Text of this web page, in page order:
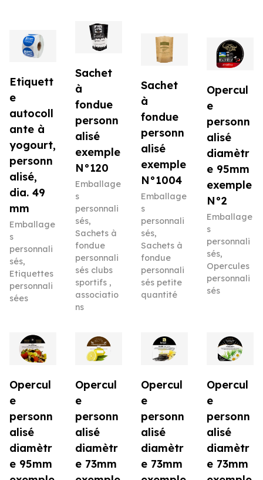
Etiquett
e
autocoll
ante à
yogourt,
personn
alisé,
dia. 49
mm
Emballage
s
personnali
sés,
Etiquettes
personnali
sées
Sachet
à
fondue
personn
alisé
exemple
N°120
Emballage
s
personnali
sés,
Sachets à
fondue
personnali
sés clubs
sportifs ,
associatio
ns
Sachet
à
fondue
personn
alisé
exemple
N°1004
Emballage
s
personnali
sés,
Sachets à
fondue
personnali
sés petite
quantité
Opercul
e
personn
alisé
diamètr
e 95mm
exemple
N°2
Emballage
s
personnali
sés,
Opercules
personnali
sés
Opercul
e
personn
alisé
diamètr
e 95mm
Opercul
e
personn
alisé
diamètr
e 73mm
Opercul
e
personn
alisé
diamètr
e 73mm
Opercul
e
personn
alisé
diamètr
e 73mm